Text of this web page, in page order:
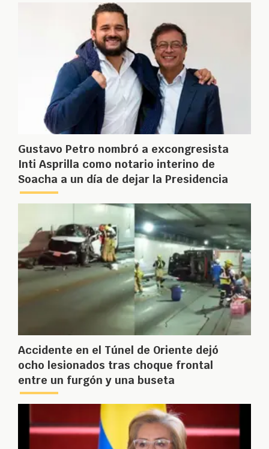
Gustavo Petro nombró a excongresista
Inti Asprilla como notario interino de
Soacha a un día de dejar la Presidencia
Accidente en el Túnel de Oriente dejó
ocho lesionados tras choque frontal
entre un furgón y una buseta